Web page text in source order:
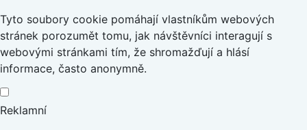
Tyto soubory cookie pomáhají vlastníkům webových
stránek porozumět tomu, jak návštěvníci interagují s
webovými stránkami tím, že shromažďují a hlásí
informace, často anonymně.
Reklamní